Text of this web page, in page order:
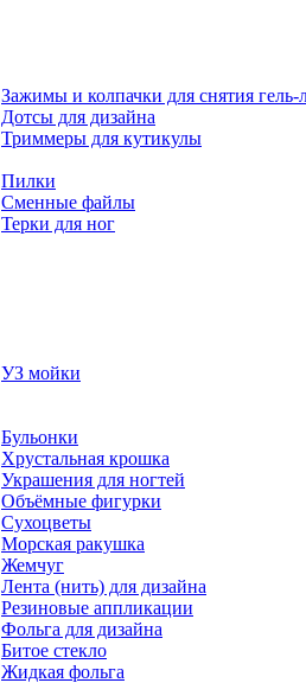
Зажимы и колпачки для снятия гель-
Дотсы для дизайна
Триммеры для кутикулы
Пилки
Сменные файлы
Терки для ног
УЗ мойки
Бульонки
Хрустальная крошка
Украшения для ногтей
Объёмные фигурки
Сухоцветы
Морская ракушка
Жемчуг
Лента (нить) для дизайна
Резиновые аппликации
Фольга для дизайна
Битое стекло
Жидкая фольга